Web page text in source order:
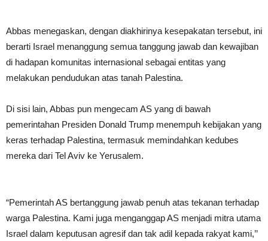
Abbas menegaskan, dengan diakhirinya kesepakatan tersebut, ini
berarti Israel menanggung semua tanggung jawab dan kewajiban
di hadapan komunitas internasional sebagai entitas yang
melakukan pendudukan atas tanah Palestina.
Di sisi lain, Abbas pun mengecam AS yang di bawah
pemerintahan Presiden Donald Trump menempuh kebijakan yang
keras terhadap Palestina, termasuk memindahkan kedubes
mereka dari Tel Aviv ke Yerusalem.
“Pemerintah AS bertanggung jawab penuh atas tekanan terhadap
warga Palestina. Kami juga menganggap AS menjadi mitra utama
Israel dalam keputusan agresif dan tak adil kepada rakyat kami,’’